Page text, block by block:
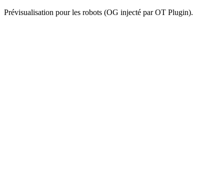
Prévisualisation pour les robots (OG injecté par OT Plugin).